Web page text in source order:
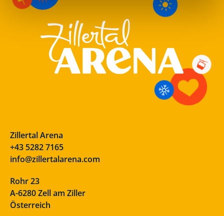
Zillertal Arena
+43 5282 7165
info@zillertalarena.com
Rohr 23
A-6280 Zell am Ziller
Österreich